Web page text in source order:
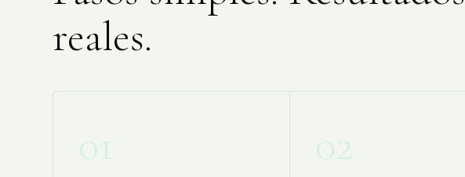
reales.
01 02